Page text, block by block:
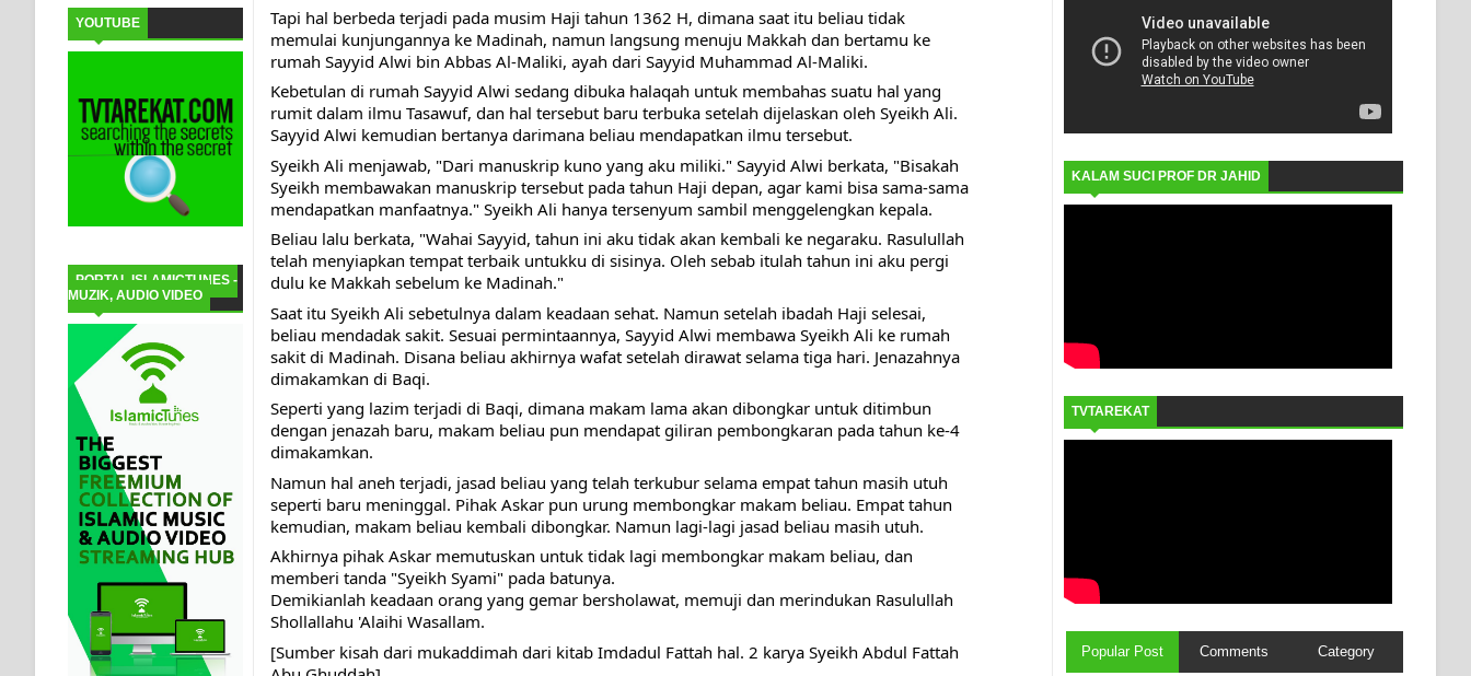
YOUTUBE
PORTAL ISLAMICTUNES -
MUZIK, AUDIO VIDEO
Tapi hal berbeda terjadi pada musim Haji tahun 1362 H, dimana saat itu beliau tidak
memulai kunjungannya ke Madinah, namun langsung menuju Makkah dan bertamu ke
rumah Sayyid Alwi bin Abbas Al-Maliki, ayah dari Sayyid Muhammad Al-Maliki.
Kebetulan di rumah Sayyid Alwi sedang dibuka halaqah untuk membahas suatu hal yang
rumit dalam ilmu Tasawuf, dan hal tersebut baru terbuka setelah dijelaskan oleh Syeikh Ali.
Sayyid Alwi kemudian bertanya darimana beliau mendapatkan ilmu tersebut.
Syeikh Ali menjawab, "Dari manuskrip kuno yang aku miliki." Sayyid Alwi berkata, "Bisakah
Syeikh membawakan manuskrip tersebut pada tahun Haji depan, agar kami bisa sama-sama
mendapatkan manfaatnya." Syeikh Ali hanya tersenyum sambil menggelengkan kepala.
Beliau lalu berkata, "Wahai Sayyid, tahun ini aku tidak akan kembali ke negaraku. Rasulullah
telah menyiapkan tempat terbaik untukku di sisinya. Oleh sebab itulah tahun ini aku pergi
dulu ke Makkah sebelum ke Madinah."
Saat itu Syeikh Ali sebetulnya dalam keadaan sehat. Namun setelah ibadah Haji selesai,
beliau mendadak sakit. Sesuai permintaannya, Sayyid Alwi membawa Syeikh Ali ke rumah
sakit di Madinah. Disana beliau akhirnya wafat setelah dirawat selama tiga hari. Jenazahnya
dimakamkan di Baqi.
Seperti yang lazim terjadi di Baqi, dimana makam lama akan dibongkar untuk ditimbun
dengan jenazah baru, makam beliau pun mendapat giliran pembongkaran pada tahun ke-4
dimakamkan.
Namun hal aneh terjadi, jasad beliau yang telah terkubur selama empat tahun masih utuh
seperti baru meninggal. Pihak Askar pun urung membongkar makam beliau. Empat tahun
kemudian, makam beliau kembali dibongkar. Namun lagi-lagi jasad beliau masih utuh.
Akhirnya pihak Askar memutuskan untuk tidak lagi membongkar makam beliau, dan
memberi tanda "Syeikh Syami" pada batunya.
Demikianlah keadaan orang yang gemar bersholawat, memuji dan merindukan Rasulullah
Shollallahu 'Alaihi Wasallam.
[Sumber kisah dari mukaddimah dari kitab Imdadul Fattah hal. 2 karya Syeikh Abdul Fattah
KALAM SUCI PROF DR JAHID
TVTAREKAT
Popular Post Comments Category